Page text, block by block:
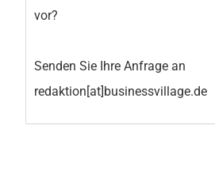
vor?
Senden Sie Ihre Anfrage an
redaktion[at]businessvillage.de